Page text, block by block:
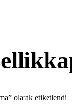
olarak etiketlendi